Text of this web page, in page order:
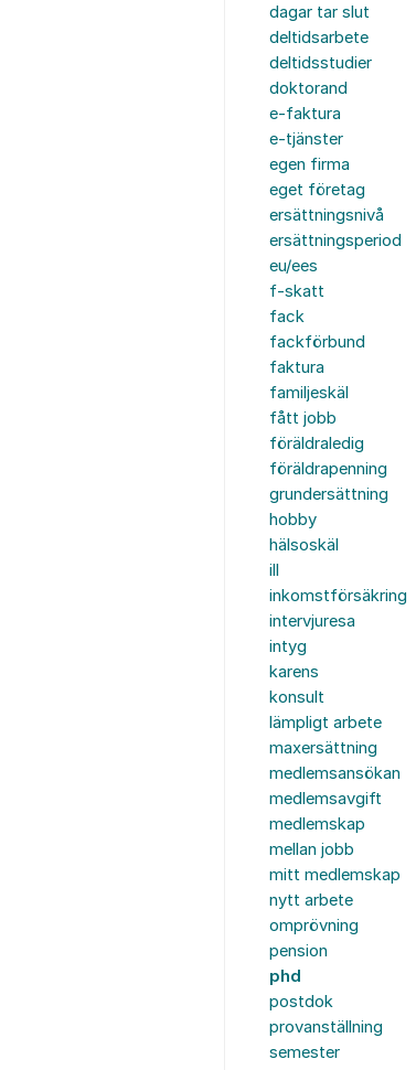
dagar tar slut
deltidsarbete
deltidsstudier
doktorand
e-faktura
e-tjänster
egen firma
eget företag
ersättningsnivå
ersättningsperiod
eu/ees
f-skatt
fack
fackförbund
faktura
familjeskäl
fått jobb
föräldraledig
föräldrapenning
grundersättning
hobby
hälsoskäl
ill
inkomstförsäkring
intervjuresa
intyg
karens
konsult
lämpligt arbete
maxersättning
medlemsansökan
medlemsavgift
medlemskap
mellan jobb
mitt medlemskap
nytt arbete
omprövning
pension
phd
postdok
provanställning
semester